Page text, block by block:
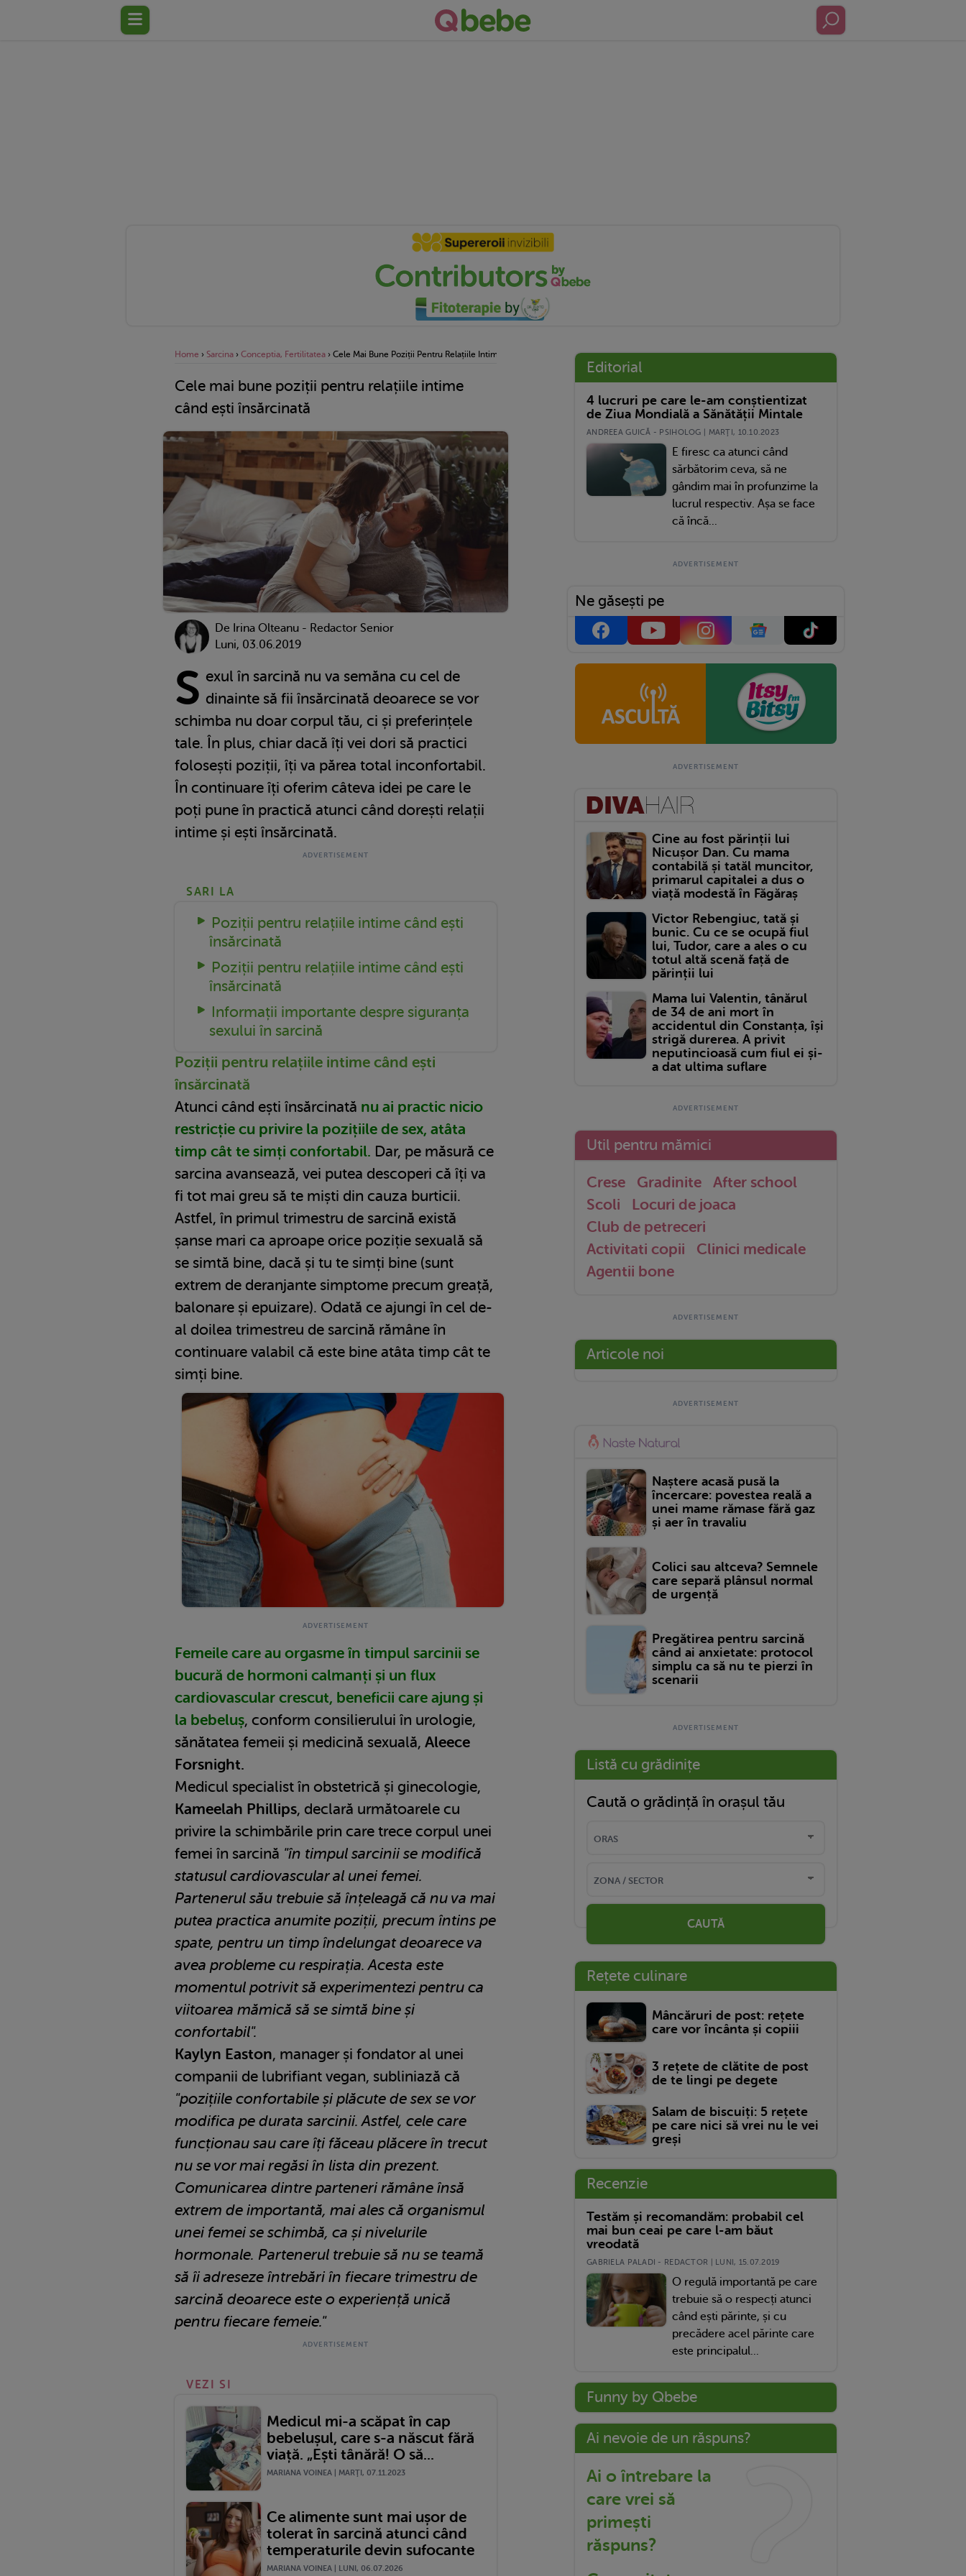
Home › Sarcina › Conceptia, Fertilitatea › Cele Mai Bune Poziții Pentru Relațiile Intime Când Ești Însărcinată
Cele mai bune poziții pentru relațiile intime
când ești însărcinată
De Irina Olteanu - Redactor Senior
Luni, 03.06.2019
S exul în sarcină nu va semăna cu cel de
dinainte să fii însărcinată deoarece se vor
schimba nu doar corpul tău, ci și preferințele
tale. În plus, chiar dacă îți vei dori să practici
folosești poziții, îți va părea total inconfortabil.
În continuare îți oferim câteva idei pe care le
poți pune în practică atunci când dorești relații
intime și ești însărcinată.
SARI LA
Poziții pentru relațiile intime când ești
însărcinată
Poziții pentru relațiile intime când ești
însărcinată
Informații importante despre siguranța
sexului în sarcină
Poziții pentru relațiile intime când ești
însărcinată
Atunci când ești însărcinată nu ai practic nicio
restricție cu privire la pozițiile de sex, atâta
timp cât te simți confortabil. Dar, pe măsură ce
sarcina avansează, vei putea descoperi că îți va
fi tot mai greu să te miști din cauza burticii.
Astfel, în primul trimestru de sarcină există
șanse mari ca aproape orice poziție sexuală să
se simtă bine, dacă și tu te simți bine (sunt
extrem de deranjante simptome precum greață,
balonare și epuizare). Odată ce ajungi în cel de-
al doilea trimestreu de sarcină rămâne în
continuare valabil că este bine atâta timp cât te
simți bine.
Femeile care au orgasme în timpul sarcinii se
bucură de hormoni calmanți și un flux
cardiovascular crescut, beneficii care ajung și
la bebeluș, conform consilierului în urologie,
sănătatea femeii și medicină sexuală, Aleece
Forsnight.
Medicul specialist în obstetrică și ginecologie,
Kameelah Phillips, declară următoarele cu
privire la schimbările prin care trece corpul unei
femei în sarcină "în timpul sarcinii se modifică
statusul cardiovascular al unei femei.
Partenerul său trebuie să înțeleagă că nu va mai
putea practica anumite poziții, precum întins pe
spate, pentru un timp îndelungat deoarece va
avea probleme cu respirația. Acesta este
momentul potrivit să experimentezi pentru ca
viitoarea mămică să se simtă bine și
confortabil".
Kaylyn Easton, manager și fondator al unei
companii de lubrifiant vegan, subliniază că
"pozițiile confortabile și plăcute de sex se vor
modifica pe durata sarcinii. Astfel, cele care
funcționau sau care îți făceau plăcere în trecut
nu se vor mai regăsi în lista din prezent.
Comunicarea dintre parteneri rămâne însă
extrem de importantă, mai ales că organismul
unei femei se schimbă, ca și nivelurile
hormonale. Partenerul trebuie să nu se teamă
să îi adreseze întrebări în fiecare trimestru de
sarcină deoarece este o experiență unică
pentru fiecare femeie."
VEZI SI
Medicul mi-a scăpat în cap
bebelușul, care s-a născut fără
viață. „Ești tânără! O să...
MARIANA VOINEA | MARŢI, 07.11.2023
Ce alimente sunt mai ușor de
tolerat în sarcină atunci când
temperaturile devin sufocante
MARIANA VOINEA | LUNI, 06.07.2026
Editorial
4 lucruri pe care le-am conștientizat
de Ziua Mondială a Sănătății Mintale
ANDREEA GUICĂ - PSIHOLOG | MARŢI, 10.10.2023
E firesc ca atunci când
sărbătorim ceva, să ne
gândim mai în profunzime la
lucrul respectiv. Așa se face
că încă...
Ne găsești pe
Cine au fost părinții lui
Nicușor Dan. Cu mama
contabilă și tatăl muncitor,
primarul capitalei a dus o
viață modestă în Făgăraș
Victor Rebengiuc, tată și
bunic. Cu ce se ocupă fiul
lui, Tudor, care a ales o cu
totul altă scenă față de
părinții lui
Mama lui Valentin, tânărul
de 34 de ani mort în
accidentul din Constanța, își
strigă durerea. A privit
neputincioasă cum fiul ei și-
a dat ultima suflare
Util pentru mămici
Crese Gradinite
After school
Scoli
Locuri de joaca
Club de petreceri
Activitati copii
Clinici medicale
Agentii bone
Articole noi
Naștere acasă pusă la
încercare: povestea reală a
unei mame rămase fără gaz
și aer în travaliu
Colici sau altceva? Semnele
care separă plânsul normal
de urgență
Pregătirea pentru sarcină
când ai anxietate: protocol
simplu ca să nu te pierzi în
scenarii
Listă cu grădinițe
Caută o grădință în orașul tău
CAUTĂ
Rețete culinare
Mâncăruri de post: rețete
care vor încânta și copiii
3 rețete de clătite de post
de te lingi pe degete
Salam de biscuiți: 5 rețete
pe care nici să vrei nu le vei
greși
Recenzie
Testăm și recomandăm: probabil cel
mai bun ceai pe care l-am băut
vreodată
GABRIELA PALADI - REDACTOR | LUNI, 15.07.2019
O regulă importantă pe care
trebuie să o respecți atunci
când ești părinte, și cu
precădere acel părinte care
este principalul...
Funny by Qbebe
Ai nevoie de un răspuns?
Ai o întrebare la
care vrei să
primești
răspuns?